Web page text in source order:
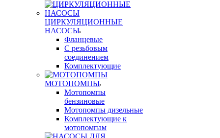
ЦИРКУЛЯЦИОННЫЕ
НАСОСЫ
Фланцевые
С резьбовым
соединением
Комплектующие
МОТОПОМПЫ
Мотопомпы
бензиновые
Мотопомпы дизельные
Комплектующие к
мотопомпам